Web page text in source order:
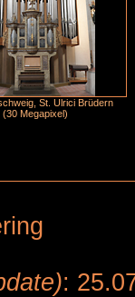
St. Ulrici Brüdern
(30 Megapixel)
: